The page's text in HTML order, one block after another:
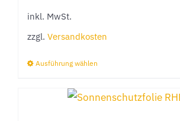
inkl. MwSt.
zzgl. Versandkosten
Ausführung wählen
weist